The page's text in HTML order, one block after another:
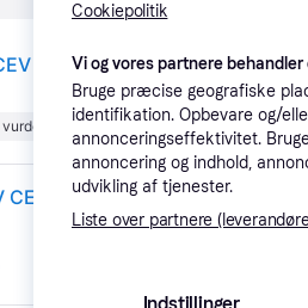
(ComputerSalg) Mikasa V200W CEV CEV match volleyballbane (5)
vurderinger)
Cookiepolitik
Vi og vores partnere
Bruge præcise geografiske
identifikation. Opbevare og/
annonceringseffektivitet.
annoncering og indhold,
udvikling af tjenester.
Liste over partnere